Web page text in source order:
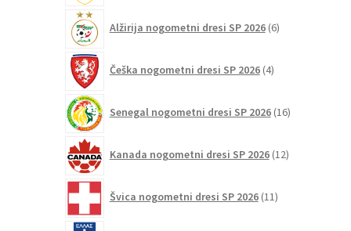
Alžirija nogometni dresi SP 2026 6izdelkov
Češka nogometni dresi SP 2026 4izdelki
Senegal nogometni dresi SP 2026 16izdelkov
Kanada nogometni dresi SP 2026 12izdelkov
Švica nogometni dresi SP 2026 11izdelkov